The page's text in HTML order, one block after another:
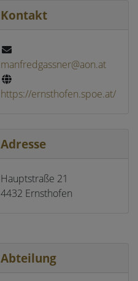
Kontakt
manfredgassner@aon.at
https://ernsthofen.spoe.at/
Adresse
Hauptstraße 21
4432 Ernsthofen
Abteilung